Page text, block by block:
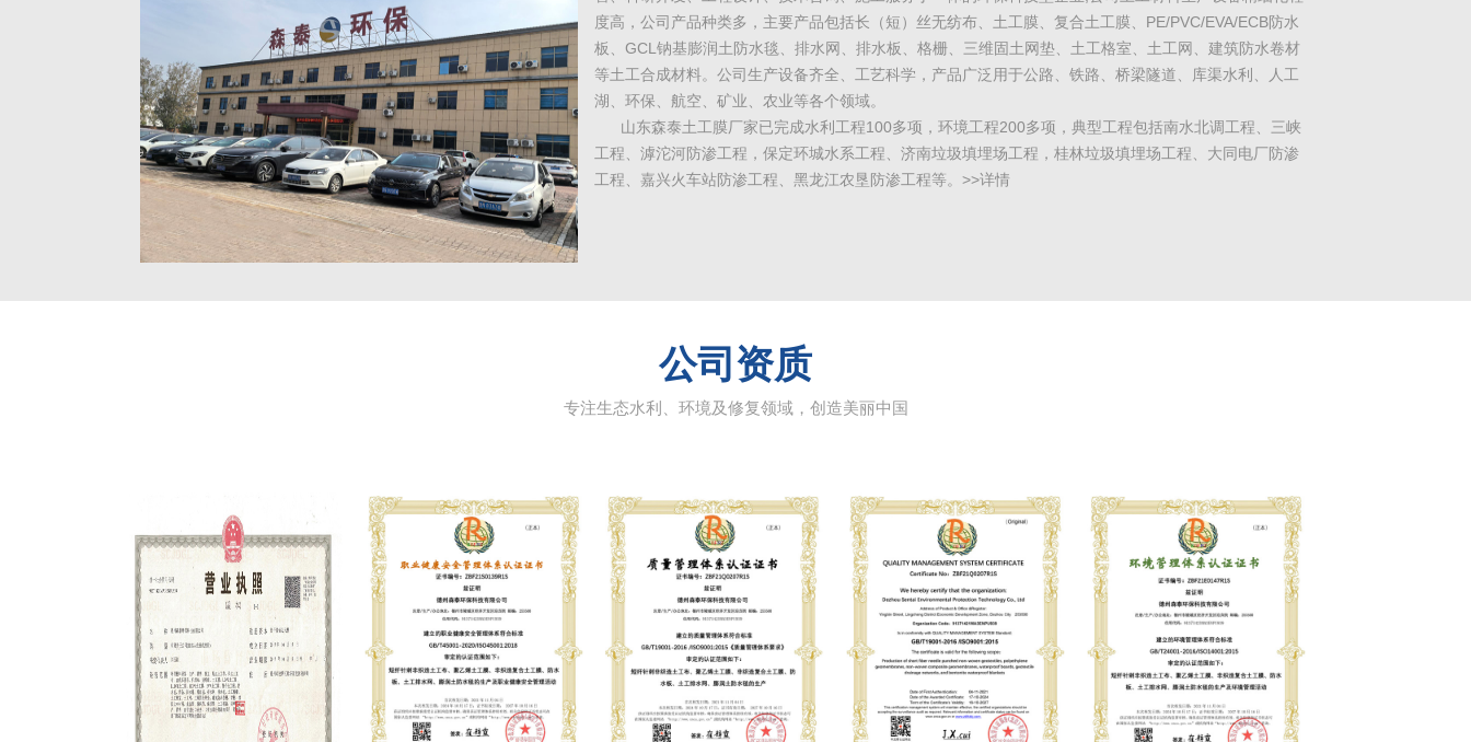
度高，公司产品种类多，主要产品包括长（短）丝无纺布、土工膜、 复合土工膜 、PE/PVC/EVA/ECB防水
板、 GCL钠基膨润土防水毯
、排水网、排水板、格栅、三维固土网垫、土工格室、土工网、建筑防水卷材
等土工合成材料。公司生产设备齐全、工艺科学，产品广泛用于公路、铁路、桥梁隧道、库渠水利、人工
湖、环保、航空、矿业、农业等各个领域。
山东森泰土工膜厂家已完成水利工程100多项，环境工程200多项，典型工程包括南水北调工程、三峡
工程、滹沱河防渗工程，保定环城水系工程、济南垃圾填埋场工程，桂林垃圾填埋场工程、大同电厂防渗
工程、嘉兴火车站防渗工程、黑龙江农垦防渗工程等。 >>详情
公司资质
专注生态水利、环境及修复领域，创造美丽中国